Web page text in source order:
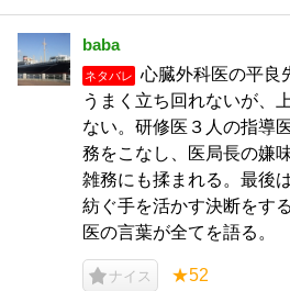
baba
ネタバレ
心臓外科医の平良
うまく立ち回れないが、
ない。研修医３人の指導
務をこなし、医局長の嫌
雑務にも揉まれる。最後
紡ぐ手を活かす決断をす
医の言葉が全てを語る。
ナイス ★52